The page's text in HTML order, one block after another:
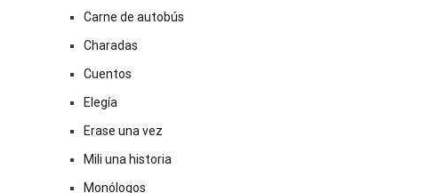
Carne de autobús
Charadas
Cuentos
Elegía
Erase una vez
Mili una historia
Monólogos